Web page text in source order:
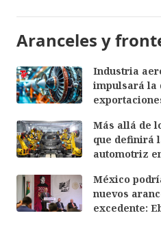
Aranceles y
Industria
impulsará la
Más allá de
que definirá
automotriz
México
nuevos
excedente: